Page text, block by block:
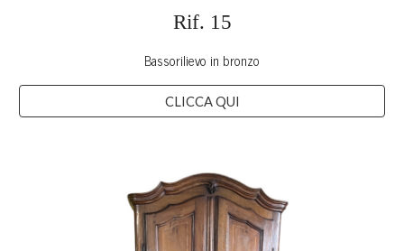
Rif. 15
Bassorilievo in bronzo
CLICCA QUI